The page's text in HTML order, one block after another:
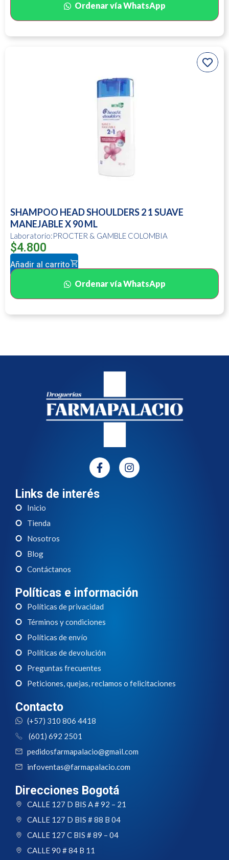
Ordenar vía WhatsApp
SHAMPOO HEAD SHOULDERS 2 1 SUAVE
MANEJABLE X 90 ML
Laboratorio:PROCTER & GAMBLE COLOMBIA
$4.800
Añadir al carrito
Ordenar vía WhatsApp
Links de interés
Inicio
Tienda
Nosotros
Blog
Contáctanos
Políticas e información
Políticas de privacidad
Términos y condiciones
Políticas de envío
Políticas de devolución
Preguntas frecuentes
Peticiones, quejas, reclamos o felicitaciones
Contacto
(+57) 310 806 4418
(601) 692 2501
pedidosfarmapalacio@gmail.com
infoventas@farmapalacio.com
Direcciones Bogotá
CALLE 127 D BIS A # 92 – 21
CALLE 127 D BIS # 88 B 04
CALLE 127 C BIS # 89 – 04
CALLE 90 # 84 B 11